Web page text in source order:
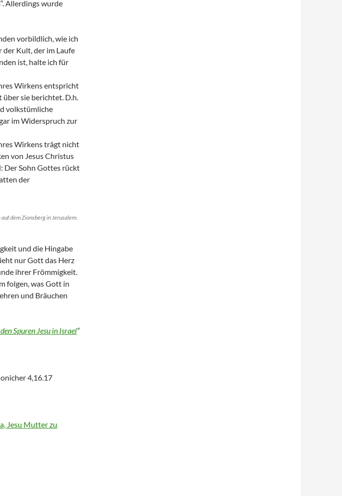
“. Allerdings wurde
vorbildlich, wie ich
der Kult, der im Laufe
ist, halte ich für
Wirkens entspricht
über sie berichtet. D.h.
volkstümliche
im Widerspruch zur
Wirkens trägt nicht
von Jesus Christus
Der Sohn Gottes rückt
der
dem Zionsberg in Jerusalem.
und die Hingabe
nur Gott das Herz
ihrer Frömmigkeit.
folgen, was Gott in
und Bräuchen
Spuren Jesu in Israel“
4,16.17
Jesu Mutter zu